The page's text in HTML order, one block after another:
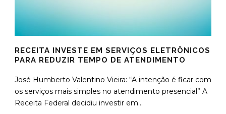
RECEITA INVESTE EM SERVIÇOS ELETRÔNICOS
PARA REDUZIR TEMPO DE ATENDIMENTO
José Humberto Valentino Vieira: “A intenção é ficar com
os serviços mais simples no atendimento presencial” A
Receita Federal decidiu investir em...